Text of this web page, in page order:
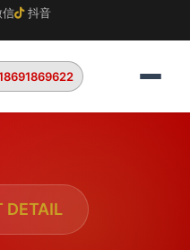
信 抖音
DETAIL